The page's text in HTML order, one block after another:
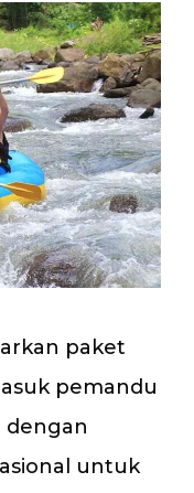
paket
pemandu
dengan
untuk